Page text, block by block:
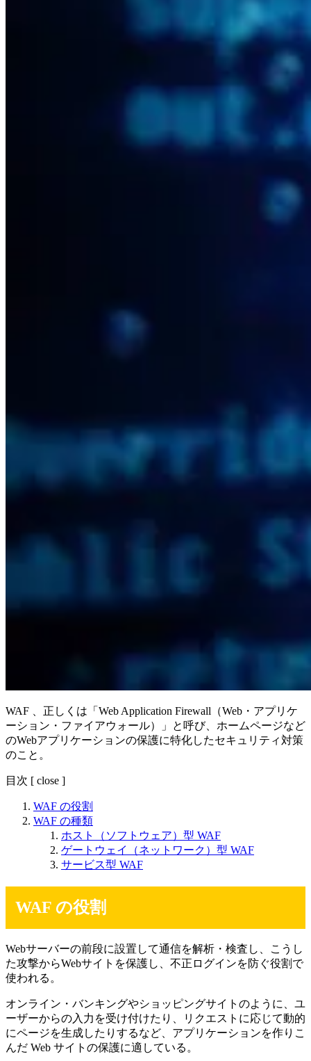
WAF 、正しくは「Web Application Firewall（Web・アプリケ
ーション・ファイアウォール）」と呼び、ホームページなど
のWebアプリケーションの保護に特化したセキュリティ対策
のこと。
目次 [ close ]
WAF の役割
WAF の種類
ホスト（ソフトウェア）型 WAF
ゲートウェイ（ネットワーク）型 WAF
サービス型 WAF
WAF の役割
Webサーバーの前段に設置して通信を解析・検査し、こうし
た攻撃からWebサイトを保護し、不正ログインを防ぐ役割で
使われる。
オンライン・バンキングやショッピングサイトのように、ユ
ーザーからの入力を受け付けたり、リクエストに応じて動的
にページを生成したりするなど、アプリケーションを作りこ
んだ Web サイトの保護に適している。